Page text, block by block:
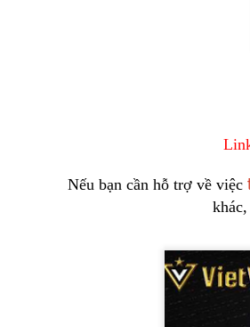
Nếu bạn cần hỗ trợ về việc